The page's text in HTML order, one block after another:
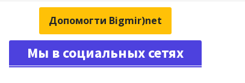
Допомогти Bigmir)net
Мы в социальных сетях